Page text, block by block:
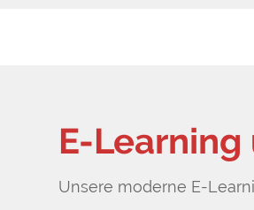
E-
Unsere moderne E-